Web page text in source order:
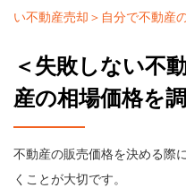
い不動産売却＞自分で不動産
＜失敗しない不
産の相場価格を
不動産の販売価格を決める際
くことが大切です。